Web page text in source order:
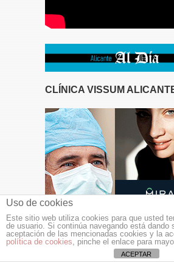
CLÍNICA VISSUM
Uso de cookies
Este sitio web utiliza cookies para que usted
de usuario. Si continúa navegando está dando
aceptación de las mencionadas cookies y la
política de cookies, pinche el enlace para
ACEPTAR